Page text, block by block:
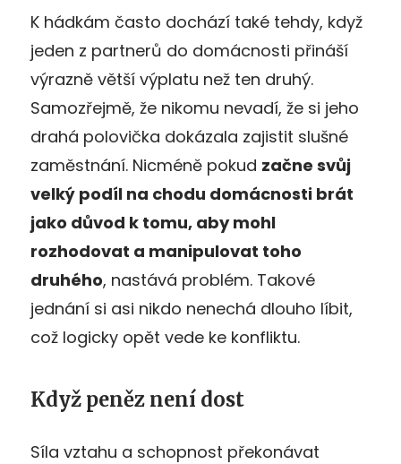
K hádkám často dochází také tehdy, když
jeden z partnerů do domácnosti přináší
výrazně větší výplatu než ten druhý.
Samozřejmě, že nikomu nevadí, že si jeho
drahá polovička dokázala zajistit slušné
zaměstnání. Nicméně pokud začne svůj
velký podíl na chodu domácnosti brát
jako důvod k tomu, aby mohl
rozhodovat a manipulovat toho
druhého, nastává problém. Takové
jednání si asi nikdo nenechá dlouho líbit,
což logicky opět vede ke konfliktu.
Když peněz není dost
Síla vztahu a schopnost překonávat